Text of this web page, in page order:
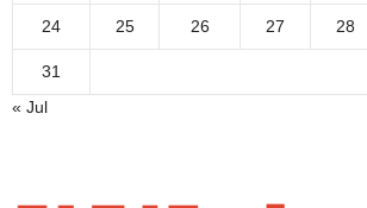
24 25 26 27 28
31
« Jul